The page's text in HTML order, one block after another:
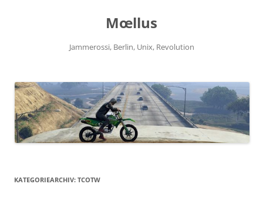
Mœllus
Jammerossi, Berlin, Unix, Revolution
KATEGORIEARCHIV: TCOTW